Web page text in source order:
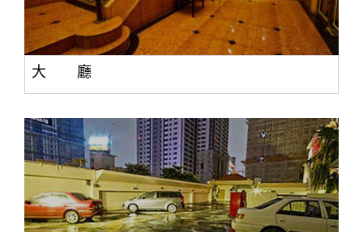
大 廳